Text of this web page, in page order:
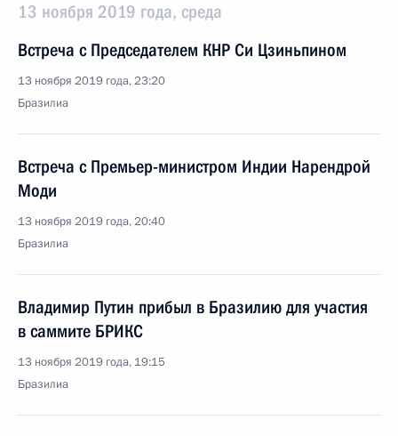
13 ноября 2019 года, среда
Встреча с Председателем КНР Си Цзиньпином
13 ноября 2019 года, 23:20
Бразилиа
Встреча с Премьер-министром Индии Нарендрой
Моди
13 ноября 2019 года, 20:40
Бразилиа
Владимир Путин прибыл в Бразилию для участия
в саммите БРИКС
13 ноября 2019 года, 19:15
Бразилиа